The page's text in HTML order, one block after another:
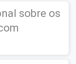
sobre os